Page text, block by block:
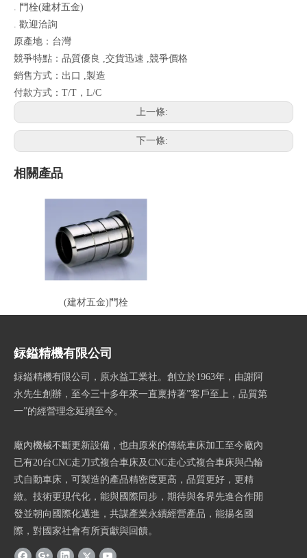
. 門栓(建材五金)
. 歡迎洽詢
原產地：台灣
競爭特點：品質優良 ,交貨迅速 ,競爭價格
銷售方式：出口 ,製造
付款方式：T/T，L/C
上一條:
下一條:
相關產品
(建材五金)門栓
銢鎰精機有限公司
銢鎰精機有限公司，原永益工業社。創立於1963年，由謝阿
永先生創辦，至今三十多年來一直稟持著”客戶至上，品質第
一”的經營理念延續至今。
廠內機械不斷更新設備，也由原來的傳統車床加工至今廠內
已有20台CNC走刀式複合車床及CNC走心式複合車床與凸輪
式自動車床，可製造的產品精密度更高，品質更好，更精
緻。技術更現代化，能與國際同步，期待與各界先進合作開
發並朝向國際化邁進，共謀產業永續經營產品，能揚名國
際，對國家社會有所貢獻與回饋。